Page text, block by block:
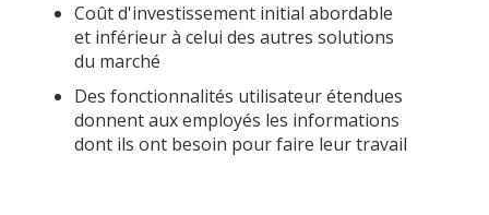
Coût d'investissement initial abordable
et inférieur à celui des autres solutions
du marché
Des fonctionnalités utilisateur étendues
donnent aux employés les informations
dont ils ont besoin pour faire leur travail